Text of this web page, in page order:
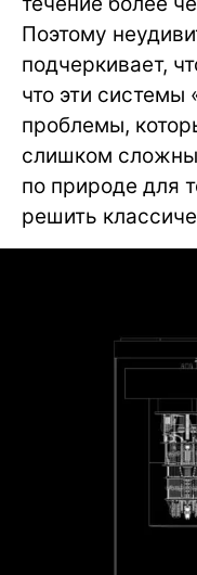
Поэтому
подчеркивает,
что эти
проблемы,
слишком
по природе для
решить